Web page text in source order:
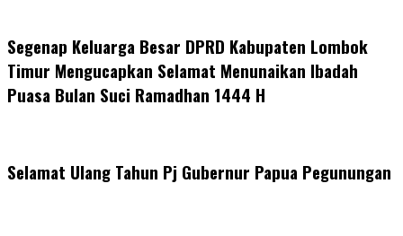
Segenap Keluarga Besar DPRD Kabupaten Lombok
Timur Mengucapkan Selamat Menunaikan Ibadah
Puasa Bulan Suci Ramadhan 1444 H
Selamat Ulang Tahun Pj Gubernur Papua Pegunungan